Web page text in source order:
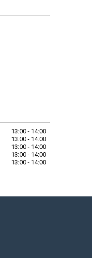
13:00
14:00
13:00
14:00
13:00
14:00
13:00
14:00
13:00
14:00